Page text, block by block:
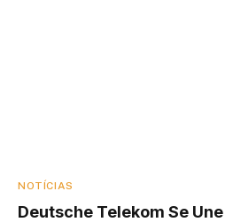
NOTÍCIAS
Deutsche Telekom Se